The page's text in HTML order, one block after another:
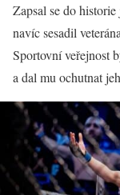
Zapsal se do
navíc sesadil
Sportovní veřejnost
a dal mu ochutnat